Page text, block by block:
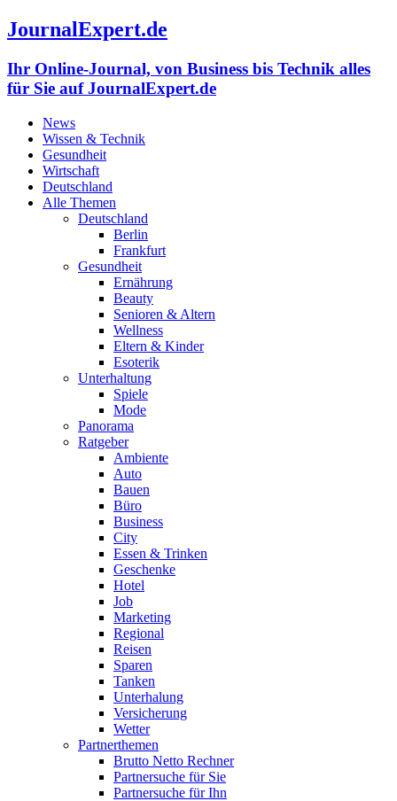
JournalExpert.de
Ihr Online-Journal, von Business bis Technik alles
für Sie auf JournalExpert.de
News
Wissen & Technik
Gesundheit
Wirtschaft
Deutschland
Alle Themen
Deutschland
Berlin
Frankfurt
Gesundheit
Ernährung
Beauty
Senioren & Altern
Wellness
Eltern & Kinder
Esoterik
Unterhaltung
Spiele
Mode
Panorama
Ratgeber
Ambiente
Auto
Bauen
Büro
Business
City
Essen & Trinken
Geschenke
Hotel
Job
Marketing
Regional
Reisen
Sparen
Tanken
Unterhalung
Versicherung
Wetter
Partnerthemen
Brutto Netto Rechner
Partnersuche für Sie
Partnersuche für Ihn